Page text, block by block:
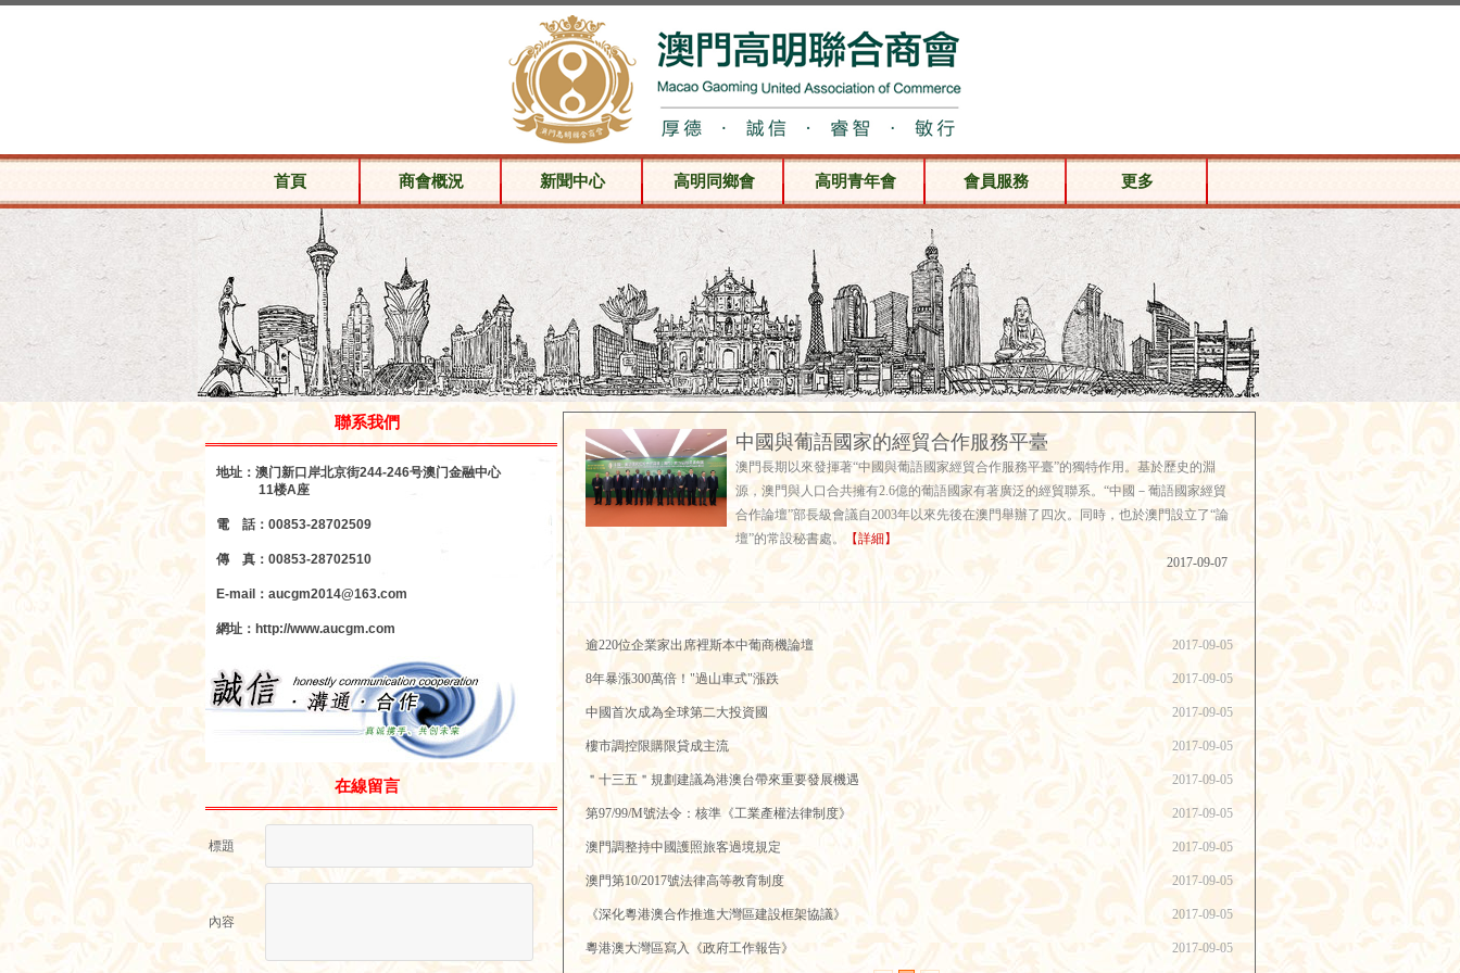
聯系我們
中國與葡語國家的經貿合作服務平臺
澳門長期以來發揮著“中國與葡語國家經貿合作服務平臺”的獨特作用。基於歷史的淵
源，澳門與人口合共擁有2.6億的葡語國家有著廣泛的經貿聯系。“中國－葡語國家經貿
合作論壇”部長級會議自2003年以來先後在澳門舉辦了四次。同時，也於澳門設立了“論
壇”的常設秘書處。
【詳細】
2017-09-07
逾220位企業家出席裡斯本中葡商機論壇 2017-09-05
8年暴漲300萬倍！"過山車式"漲跌 2017-09-05
中國首次成為全球第二大投資國 2017-09-05
樓市調控限購限貸成主流 2017-09-05
＂十三五＂規劃建議為港澳台帶來重要發展機遇 2017-09-05
第97/99/M號法令：核準《工業產權法律制度》 2017-09-05
澳門調整持中國護照旅客過境規定 2017-09-05
澳門第10/2017號法律高等教育制度 2017-09-05
《深化粵港澳合作推進大灣區建設框架協議》 2017-09-05
粵港澳大灣區寫入《政府工作報告》 2017-09-05
地址： 澳门新口岸北京街244-246号澳门金融中心
11楼A座
電 話：00853-28702509
傳 真：00853-28702510
E-mail：aucgm2014@163.com
網址：http://www.aucgm.com
在線留言
標題
內容
首頁 商會概況 新聞中心 高明同鄉會 高明青年會 會員服務 更多